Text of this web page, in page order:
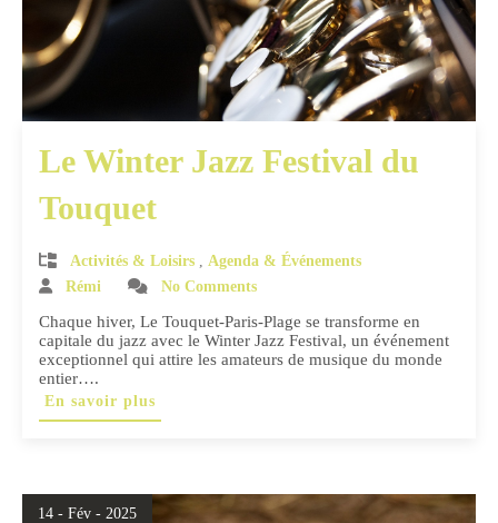
Le Winter Jazz Festival du
Touquet
Activités & Loisirs , Agenda & Événements
Rémi
No Comments
Chaque hiver, Le Touquet-Paris-Plage se transforme en
capitale du jazz avec le Winter Jazz Festival, un événement
exceptionnel qui attire les amateurs de musique du monde
entier….
En savoir plus
14 - Fév - 2025